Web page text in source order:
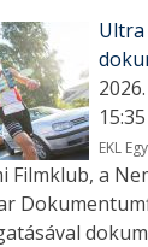
Ultra
15:35
EKL
Filmklub, a